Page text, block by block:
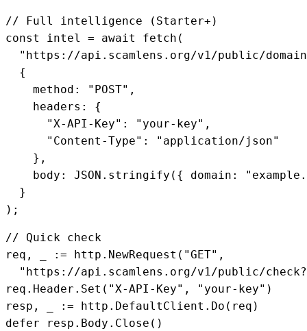
// Full intelligence (Starter+)
const
intel = await
fetch(
"https://api.scamlens.org/v1/public/
  {
    method:
"POST" ,
    headers: {
"X-API-Key" : "your-key" ,
"Content-Type" :
"application/json"
    },
    body: JSON.stringify({ domain:
  }
);
// Quick check
req, _ := http.NewRequest( "GET" ,
"https://api.scamlens.org/v1/public/
req.Header.Set( "X-API-Key" , "your-key" )
defer resp.Body.Close()